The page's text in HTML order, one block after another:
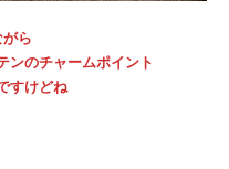
ら
ンのチャームポイント
すけどね